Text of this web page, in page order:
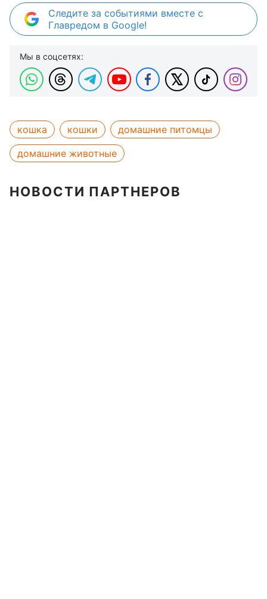
Следите за событиями вместе с
Главредом в Google!
Мы в соцсетях:
кошка кошки
домашние питомцы
домашние животные
НОВОСТИ ПАРТНЕРОВ